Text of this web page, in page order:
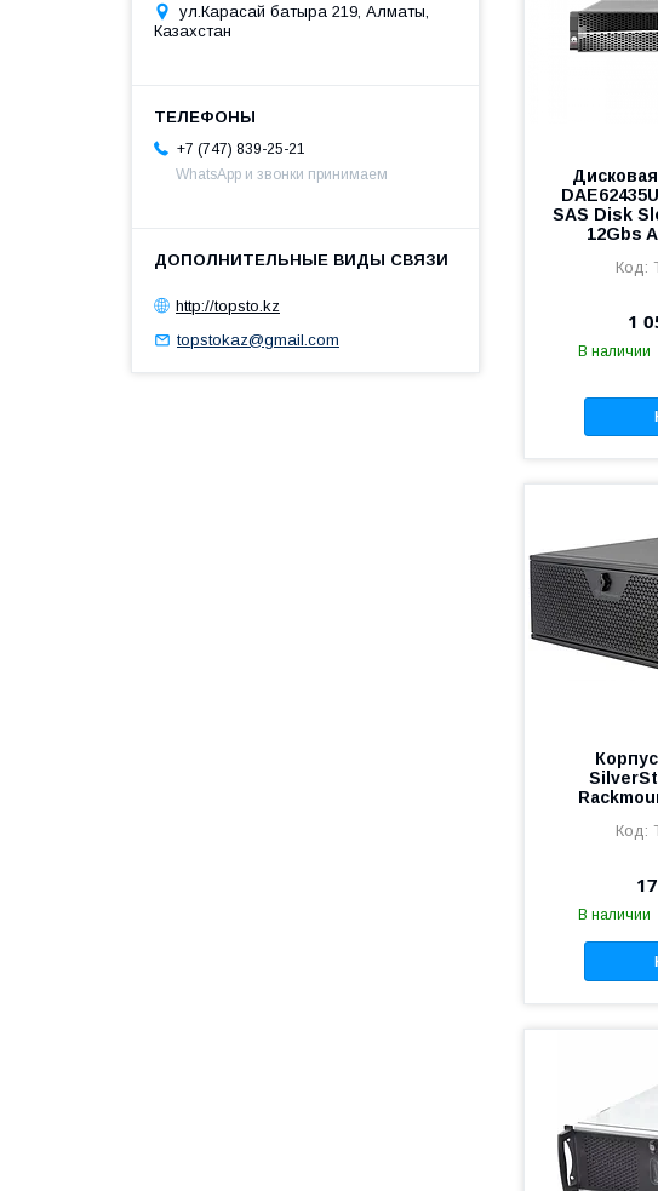
Дисковая
SAS Disk
12Gbs
1
В наличии
В наличии
ул.Карасай батыра 219, Алматы,
Казахстан
+7 (747) 839-25-21
WhatsApp и звонки принимаем
http://topsto.kz
topstokaz@gmail.com